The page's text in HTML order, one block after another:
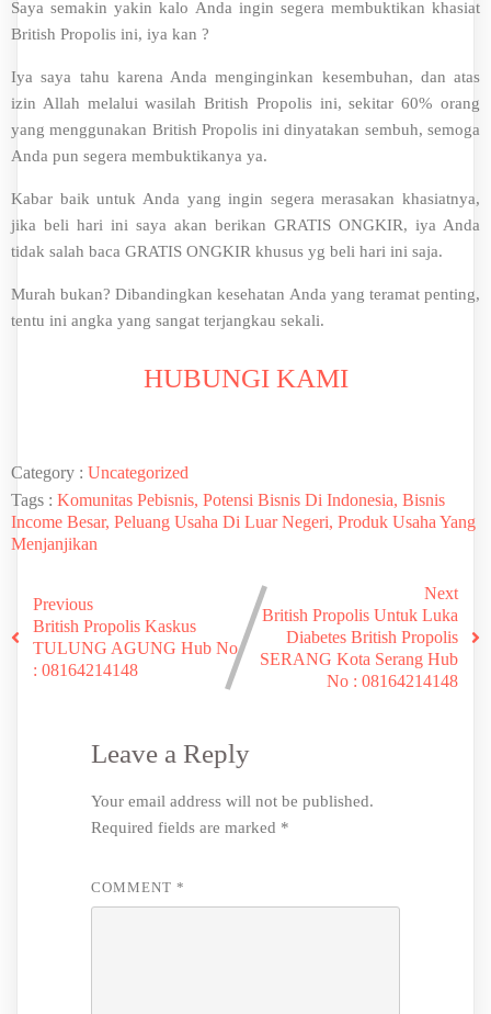
Saya semakin yakin kalo Anda ingin segera membuktikan khasiat
British Propolis ini, iya kan ?
Iya saya tahu karena Anda menginginkan kesembuhan, dan atas
izin Allah melalui wasilah British Propolis ini, sekitar 60% orang
yang menggunakan British Propolis ini dinyatakan sembuh, semoga
Anda pun segera membuktikanya ya.
Kabar baik untuk Anda yang ingin segera merasakan khasiatnya,
jika beli hari ini saya akan berikan GRATIS ONGKIR, iya Anda
tidak salah baca GRATIS ONGKIR khusus yg beli hari ini saja.
Murah bukan? Dibandingkan kesehatan Anda yang teramat penting,
tentu ini angka yang sangat terjangkau sekali.
HUBUNGI KAMI
Category : Uncategorized
Tags : Komunitas Pebisnis, Potensi Bisnis Di Indonesia, Bisnis
Income Besar, Peluang Usaha Di Luar Negeri, Produk Usaha Yang
Menjanjikan
Previous
British Propolis Kaskus
TULUNG AGUNG Hub No
: 08164214148
Next
British Propolis Untuk Luka
Diabetes British Propolis
SERANG Kota Serang Hub
No : 08164214148
Leave a Reply
Your email address will not be published.
Required fields are marked *
COMMENT *